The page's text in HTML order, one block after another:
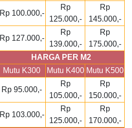
Rp 100.000,-
Rp
125.000,-
Rp
145.000,-
Rp 127.000,-
Rp
139.000,-
Rp
175.000,-
HARGA PER M2
Mutu K300
Mutu K400 Mutu K500
Rp 95.000,-
Rp
105.000,-
Rp
150.000,-
Rp 103.000,-
Rp
125.000,-
Rp
170.000,-